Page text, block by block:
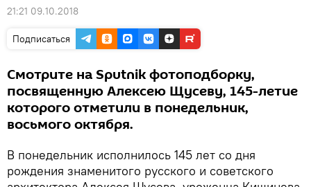
21:21 09.10.2018
Подписаться
Смотрите на Sputnik фотоподборку,
посвященную Алексею Щусеву, 145-летие
которого отметили в понедельник,
восьмого октября.
В понедельник исполнилось 145 лет со дня
рождения знаменитого русского и советского